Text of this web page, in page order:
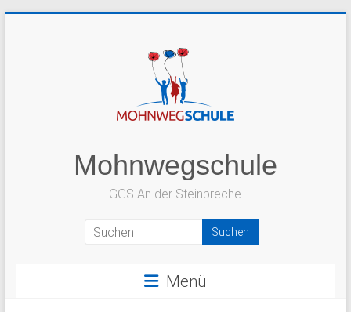
Mohnwegschule
GGS An der Steinbreche
Menü